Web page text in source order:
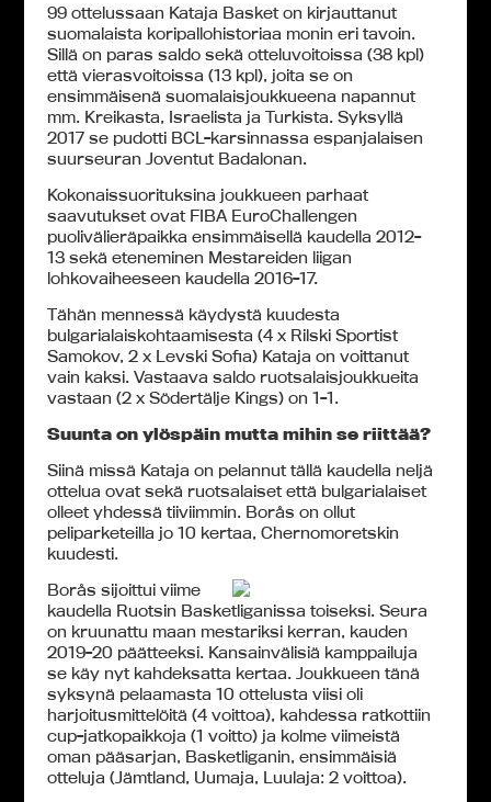
99 ottelussaan Kataja Basket on kirjauttanut
suomalaista koripallohistoriaa monin eri tavoin.
Sillä on paras saldo sekä otteluvoitoissa (38 kpl)
että vierasvoitoissa (13 kpl), joita se on
ensimmäisenä suomalaisjoukkueena napannut
mm. Kreikasta, Israelista ja Turkista. Syksyllä
2017 se pudotti BCL-karsinnassa espanjalaisen
suurseuran Joventut Badalonan.
Kokonaissuorituksina joukkueen parhaat
saavutukset ovat FIBA EuroChallengen
puolivälieräpaikka ensimmäisellä kaudella 2012-
13 sekä eteneminen Mestareiden liigan
lohkovaiheeseen kaudella 2016-17.
Tähän mennessä käydystä kuudesta
bulgarialaiskohtaamisesta (4 x Rilski Sportist
Samokov, 2 x Levski Sofia) Kataja on voittanut
vain kaksi. Vastaava saldo ruotsalaisjoukkueita
vastaan (2 x Södertälje Kings) on 1-1.
Suunta on ylöspäin mutta mihin se riittää?
Siinä missä Kataja on pelannut tällä kaudella neljä
ottelua ovat sekä ruotsalaiset että bulgarialaiset
olleet yhdessä tiiviimmin. Borås on ollut
peliparketeilla jo 10 kertaa, Chernomoretskin
kuudesti.
Borås sijoittui viime
kaudella Ruotsin Basketliganissa toiseksi. Seura
on kruunattu maan mestariksi kerran, kauden
2019-20 päätteeksi. Kansainvälisiä kamppailuja
se käy nyt kahdeksatta kertaa. Joukkueen tänä
syksynä pelaamasta 10 ottelusta viisi oli
harjoitusmittelöitä (4 voittoa), kahdessa ratkottiin
cup-jatkopaikkoja (1 voitto) ja kolme viimeistä
oman pääsarjan, Basketliganin, ensimmäisiä
otteluja (Jämtland, Uumaja, Luulaja: 2 voittoa).